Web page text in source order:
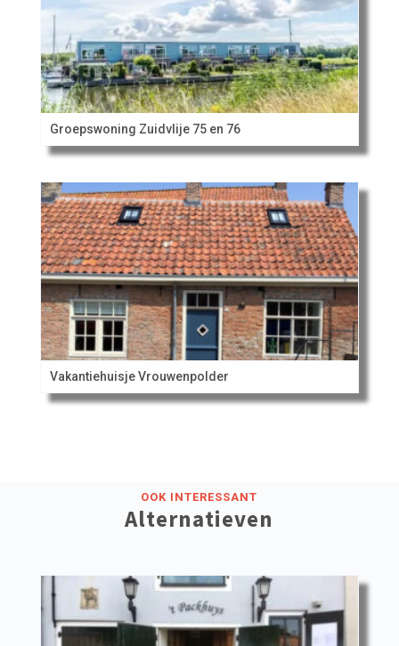
Groepswoning Zuidvlije 75 en 76
Vakantiehuisje Vrouwenpolder
OOK INTERESSANT
Alternatieven